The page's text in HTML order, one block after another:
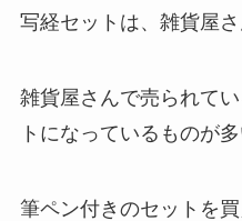
写経セットは、雑貨屋
雑貨屋さんで売られて
トになっているものが多
筆ペン付きのセットを